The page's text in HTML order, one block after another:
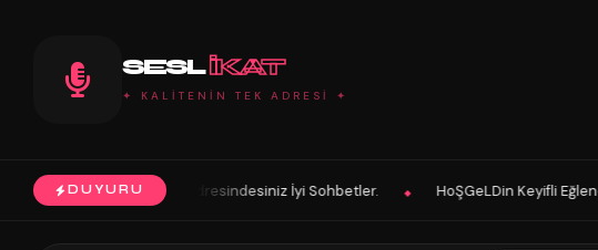
SESL IKAT
✦ KALİTENİN TEK ADRESİ ✦
DUYURU
İyi Sohbetler. ◆ HoŞGeLDin Keyifli Eğlenceli Hoş Vakitler Diler 2025